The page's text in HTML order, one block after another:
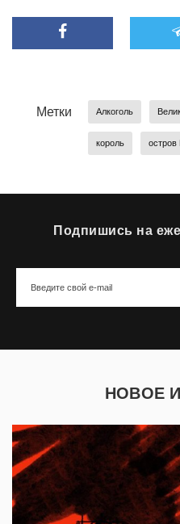
Метки Алкоголь
король остров
Подпишись на
НОВОЕ